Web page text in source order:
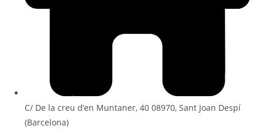
C/ De la creu d’en Muntaner, 40 08970, Sant Joan Despí
(Barcelona)